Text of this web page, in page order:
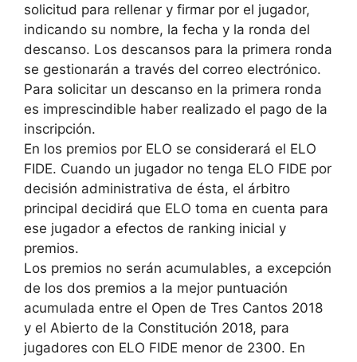
solicitud para rellenar y firmar por el jugador,
indicando su nombre, la fecha y la ronda del
descanso. Los descansos para la primera ronda
se gestionarán a través del correo electrónico.
Para solicitar un descanso en la primera ronda
es imprescindible haber realizado el pago de la
inscripción.
En los premios por ELO se considerará el ELO
FIDE. Cuando un jugador no tenga ELO FIDE por
decisión administrativa de ésta, el árbitro
principal decidirá que ELO toma en cuenta para
ese jugador a efectos de ranking inicial y
premios.
Los premios no serán acumulables, a excepción
de los dos premios a la mejor puntuación
acumulada entre el Open de Tres Cantos 2018
y el Abierto de la Constitución 2018, para
jugadores con ELO FIDE menor de 2300. En